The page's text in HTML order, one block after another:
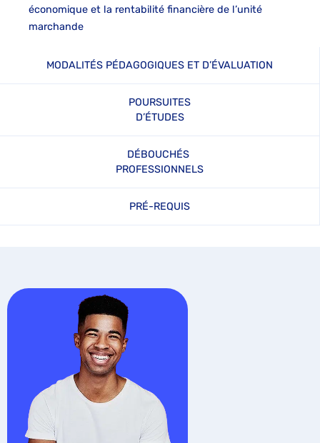
MODALITÉS PÉDAGOGIQUES ET D’ÉVALUATION
POURSUITES
D’ÉTUDES
DÉBOUCHÉS
PROFESSIONNELS
PRÉ-REQUIS
économique et la rentabilité financière de l’unité
marchande